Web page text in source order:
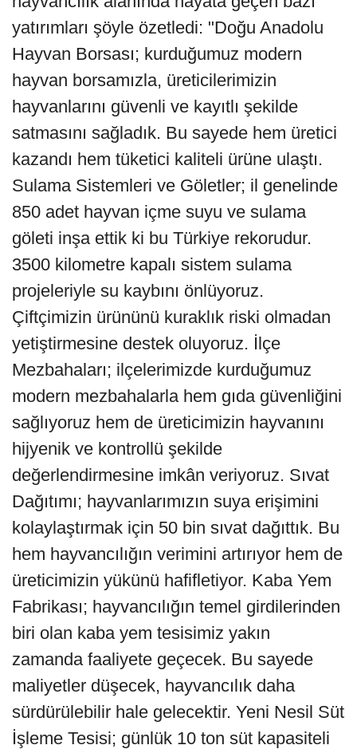
yatırımları şöyle özetledi: "Doğu Anadolu
Hayvan Borsası; kurduğumuz modern
hayvan borsamızla, üreticilerimizin
hayvanlarını güvenli ve kayıtlı şekilde
satmasını sağladık. Bu sayede hem üretici
kazandı hem tüketici kaliteli ürüne ulaştı.
Sulama Sistemleri ve Göletler; il genelinde
850 adet hayvan içme suyu ve sulama
göleti inşa ettik ki bu Türkiye rekorudur.
3500 kilometre kapalı sistem sulama
projeleriyle su kaybını önlüyoruz.
Çiftçimizin ürününü kuraklık riski olmadan
yetiştirmesine destek oluyoruz. İlçe
Mezbahaları; ilçelerimizde kurduğumuz
modern mezbahalarla hem gıda güvenliğini
sağlıyoruz hem de üreticimizin hayvanını
hijyenik ve kontrollü şekilde
değerlendirmesine imkân veriyoruz. Sıvat
Dağıtımı; hayvanlarımızın suya erişimini
kolaylaştırmak için 50 bin sıvat dağıttık. Bu
hem hayvancılığın verimini artırıyor hem de
üreticimizin yükünü hafifletiyor. Kaba Yem
Fabrikası; hayvancılığın temel girdilerinden
biri olan kaba yem tesisimiz yakın
zamanda faaliyete geçecek. Bu sayede
maliyetler düşecek, hayvancılık daha
sürdürülebilir hale gelecektir. Yeni Nesil Süt
İşleme Tesisi; günlük 10 ton süt kapasiteli